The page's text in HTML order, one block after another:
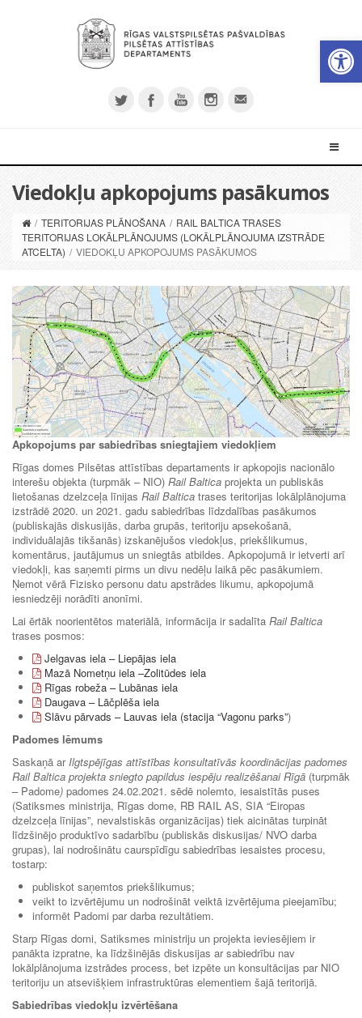
Viedokļu apkopojums pasākumos
/ TERITORIJAS PLĀNOŠANA / RAIL BALTICA TRASES
TERITORIJAS LOKĀLPLĀNOJUMS (LOKĀLPLĀNOJUMA IZSTRĀDE
ATCELTA) / VIEDOKĻU APKOPOJUMS PASĀKUMOS
Apkopojums par sabiedrības sniegtajiem viedokļiem
Rīgas domes Pilsētas attīstības departaments ir apkopojis nacionālo
interešu objekta (turpmāk – NIO) Rail Baltica projekta un publiskās
lietošanas dzelzceļa līnijas Rail Baltica trases teritorijas lokālplānojuma
izstrādē 2020. un 2021. gadu sabiedrības līdzdalības pasākumos
(publiskajās diskusijās, darba grupās, teritoriju apsekošanā,
individuālajās tikšanās) izskanējušos viedokļus, priekšlikumus,
komentārus, jautājumus un sniegtās atbildes. Apkopojumā ir ietverti arī
viedokļi, kas saņemti pirms un divu nedēļu laikā pēc pasākumiem.
Ņemot vērā Fizisko personu datu apstrādes likumu, apkopojumā
iesniedzēji norādīti anonīmi.
Lai ērtāk noorientētos materiālā, informācija ir sadalīta Rail Baltica
trases posmos:
Jelgavas iela – Liepājas iela
Mazā Nometņu iela –Zolitūdes iela
Rīgas robeža – Lubānas iela
Daugava – Lāčplēša iela
Slāvu pārvads – Lauvas iela (stacija “Vagonu parks”)
Padomes lēmums
Saskaņā ar Ilgtspējīgas attīstības konsultatīvās koordinācijas padomes
Rail Baltica projekta sniegto papildus iespēju realizēšanai Rīgā (turpmāk
– Padome) padomes 24.02.2021. sēdē nolemto, iesaistītās puses
(Satiksmes ministrija, Rīgas dome, RB RAIL AS, SIA “Eiropas
dzelzceļa līnijas”, nevalstiskās organizācijas) tiek aicinātas turpināt
līdzšinējo produktīvo sadarbību (publiskās diskusijas/ NVO darba
grupas), lai nodrošinātu caurspīdīgu sabiedrības iesaistes procesu,
tostarp:
publiskot saņemtos priekšlikumus;
veikt to izvērtējumu un nodrošināt veiktā izvērtējuma pieejamību;
informēt Padomi par darba rezultātiem.
Starp Rīgas domi, Satiksmes ministriju un projekta ieviesējiem ir
panākta izpratne, ka līdzšinējās diskusijas ar sabiedrību nav
lokālplānojuma izstrādes process, bet izpēte un konsultācijas par NIO
teritoriju un atsevišķiem infrastruktūras elementiem šajā teritorijā.
Sabiedrības viedokļu izvērtēšana